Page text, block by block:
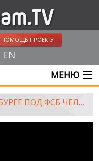
ПОМОЩЬ ПРОЕКТУ
EN
МЕНЮ
В САНКТ-ПЕТЕРБУРГЕ ПОД ФСБ ЧЕЛОВЕК УМЫЛСЯ КРОВЬЮ НА ФЛАГЕ УКРАИНЫ